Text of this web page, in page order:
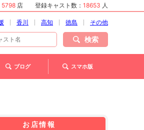
5798 店 登録キャスト数： 18653 人
香川 高知 徳島 その他
検索
ブログ スマホ版
お店情報